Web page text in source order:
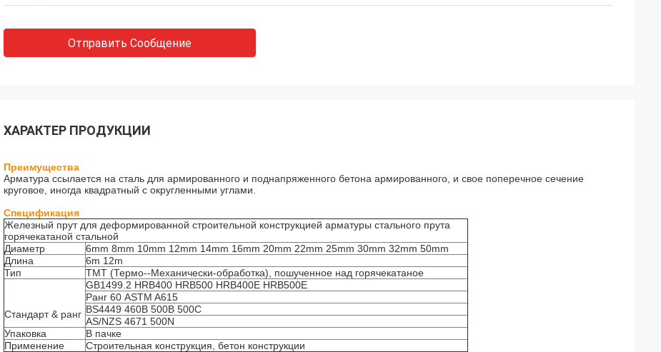
Отправить Сообщение
ХАРАКТЕР ПРОДУКЦИИ
Преимущества
Арматура ссылается на сталь для армированного и поднапряженного бетона армированного, и свое поперечное сечение
круговое, иногда квадратный с округленными углами.
Спецификация
Железный прут для деформированной строительной конструкцией арматуры стального прута
горячекатаной стальной
Диаметр
6mm 8mm 10mm 12mm 14mm 16mm 20mm 22mm 25mm 30mm 32mm 50mm
Длина
6m 12m
Тип
TMT (Термо--Механически-обработка), пошученное над горячекатаное
Стандарт & ранг
GB1499.2 HRB400 HRB500 HRB400E HRB500E
Ранг 60 ASTM A615
BS4449 460B 500B 500C
AS/NZS 4671 500N
Упаковка
В пачке
Применение
Строительная конструкция, бетон конструкции